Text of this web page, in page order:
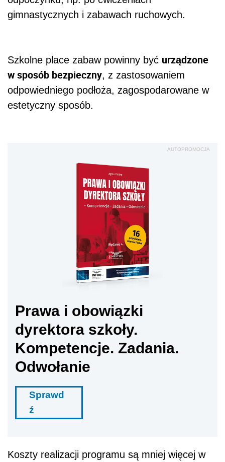
gimnastycznych i zabawach ruchowych.
Szkolne place zabaw powinny być urządzone
w sposób bezpieczny, z zastosowaniem
odpowiedniego podłoża, zagospodarowane w
estetyczny sposób.
AUTOPROMOCJA
Prawa i obowiązki
dyrektora szkoły.
Kompetencje. Zadania.
Odwołanie
Sprawd
ź
Koszty realizacji programu są mniej więcej w